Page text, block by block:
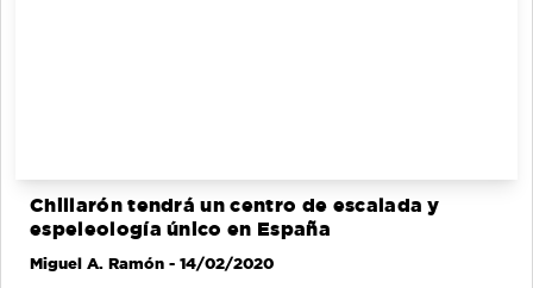
Chillarón tendrá un centro de escalada y
espeleología único en España
Miguel A. Ramón - 14/02/2020